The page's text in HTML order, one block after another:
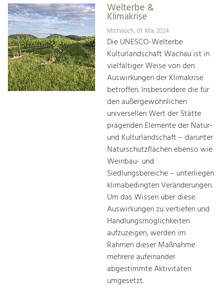
Welterbe &
Klimakrise
Mittwoch, 01. Mai 2024
Die UNESCO-Welterbe
Kulturlandschaft Wachau ist in
vielfältiger Weise von den
Auswirkungen der Klimakrise
betroffen. Insbesondere die für
den außergewöhnlichen
universellen Wert der Stätte
prägenden Elemente der Natur-
und Kulturlandschaft – darunter
Naturschutzflächen ebenso wie
Weinbau- und
Siedlungsbereiche – unterliegen
klimabedingten Veränderungen.
Um das Wissen über diese
Auswirkungen zu vertiefen und
Handlungsmöglichkeiten
aufzuzeigen, werden im
Rahmen dieser Maßnahme
mehrere aufeinander
abgestimmte Aktivitäten
umgesetzt.